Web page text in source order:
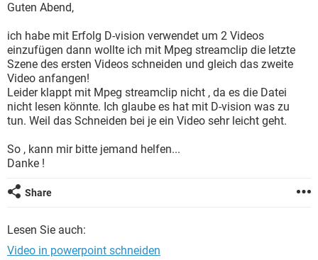
FACEBOOK
FACEBOOK HARDWARE
ANDROID
WINDOWS 10 INSTAGRAM
WHATSAPP TIKTOK
FACEBOOK
Guten Abend,
ich habe mit Erfolg D-vision verwendet um 2 Videos
einzufügen dann wollte ich mit Mpeg streamclip die letzte
Szene des ersten Videos schneiden und gleich das zweite
Video anfangen!
Leider klappt mit Mpeg streamclip nicht , da es die Datei
nicht lesen könnte. Ich glaube es hat mit D-vision was zu
tun. Weil das Schneiden bei je ein Video sehr leicht geht.
So , kann mir bitte jemand helfen...
Danke !
Share
Lesen Sie auch:
Video in powerpoint schneiden